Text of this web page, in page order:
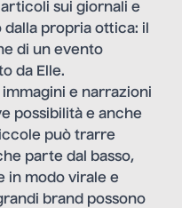
sui giornali e
propria ottica: il
di un evento
da Elle.
e narrazioni
possibilità e anche
può trarre
parte dal basso,
in modo virale e
brand possono